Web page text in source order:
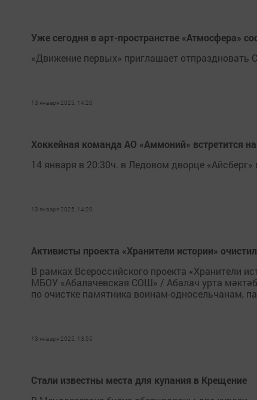
Уже сегодня в арт-пространстве «Атмосфера»
«Движение первых» приглашает
13 января 2025, 14:20
Хоккейная команда АО «Аммоний» встретится
14 января в 20:30ч. в Ледовом дворце «Айсберг»
13 января 2025, 14:20
Активисты проекта «Хранители истории»
В рамках Всероссийского проекта «Хранители
МБОУ «Абалачевская СОШ» / Абалач урта
по очистке памятника воинам-односельчанам,
13 января 2025, 13:55
Стали известны места для купания в Крещение